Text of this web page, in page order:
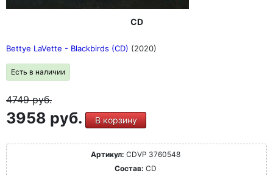
CD
Bettye LaVette - Blackbirds (CD) (2020)
Есть в наличии
4749руб.
3958 руб. В корзину
Артикул: CDVP 3760548
Состав: CD